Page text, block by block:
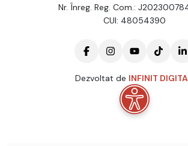
Nr. Înreg. Reg. Com.:
CUI: 48054390
Dezvoltat de INFINIT